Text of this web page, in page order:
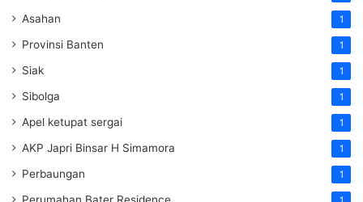
Asahan 1
Provinsi Banten 1
Siak 1
Sibolga 1
Apel ketupat sergai 1
AKP Japri Binsar H Simamora 1
Perbaungan 1